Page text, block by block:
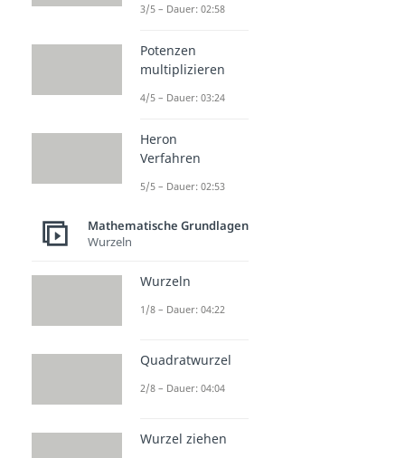
3/5 – Dauer: 02:58
Potenzen
multiplizieren
4/5 – Dauer: 03:24
Heron
Verfahren
5/5 – Dauer: 02:53
Mathematische Grundlagen
Wurzeln
Wurzeln
1/8 – Dauer: 04:22
Quadratwurzel
2/8 – Dauer: 04:04
Wurzel ziehen